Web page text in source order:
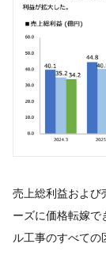
売上総利益および
ーズに価格転嫁で
ル工事のすべての